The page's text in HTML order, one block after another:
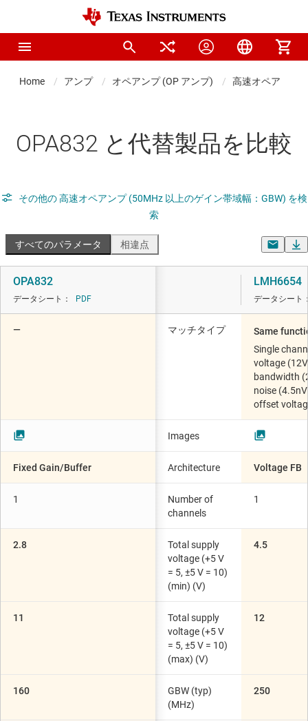
Home アンプ オペアンプ (OP アンプ) 高速オペアンプ
OPA832 と代替製品を比較
その他の 高速オペアンプ (50MHz 以上のゲイン帯域幅：GBW) を検
索
すべてのパラメータ 相違点
OPA832
データシート： PDF
LMH6654
データシート
—
Fixed Gain/Buffer
1
2.8
11
160
マッチタイプ
Same
Single
voltage
bandwidth
noise
offset
Images
Architecture Voltage FB
Number of
channels
1
Total supply
voltage (+5 V
= 5, ±5 V = 10)
(min) (V)
4.5
Total supply
voltage (+5 V
= 5, ±5 V = 10)
(max) (V)
12
GBW (typ)
(MHz)
250